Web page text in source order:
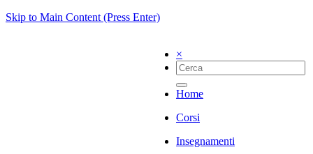
Skip to Main Content (Press Enter)
×
Home
Corsi
Insegnamenti